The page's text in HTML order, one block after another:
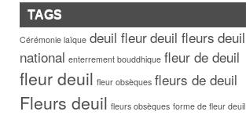
TAGS
Cérémonie laïque deuil fleurdeuil fleurs deuil
national enterrement bouddhique fleur de deuil
fleur deuil fleur obsèques fleurs de deuil
Fleurs deuil fleurs obsèques forme de fleur deuil